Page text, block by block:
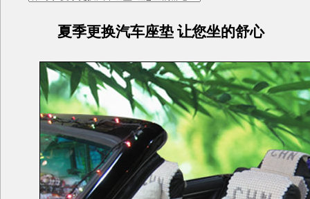
夏季更换汽车座垫 让您坐的舒心